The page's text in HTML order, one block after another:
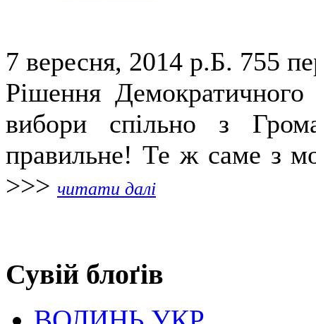
7 вересня, 2014 р.Б. 755
Рішення
вибори спільно з
правильне! Те ж саме з
>>> читати далі
Сувій блоґів